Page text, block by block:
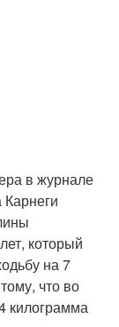
в журнале
Карнеги
который
на 7
что во
килограмма